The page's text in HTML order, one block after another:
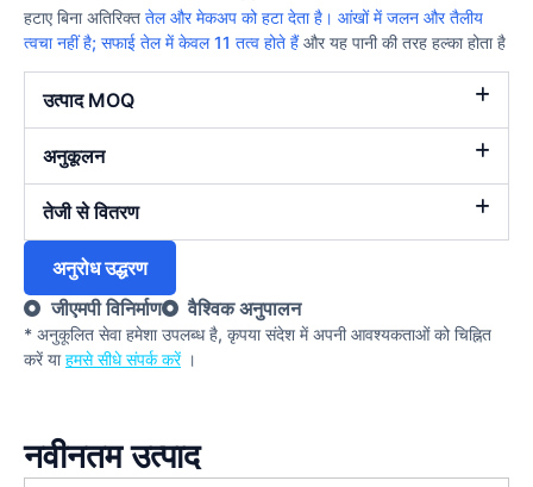
हटाए बिना अतिरिक्त तेल और मेकअप को हटा देता है। आंखों में जलन और तैलीय
त्वचा नहीं है; सफाई तेल में केवल 11 तत्व होते हैंऔर यह पानी की तरह हल्का होता है
उत्पाद MOQ
अनुकूलन
तेजी से वितरण
अनुरोध उद्धरण
जीएमपी विनिर्माण
वैश्विक अनुपालन
* अनुकूलित सेवा हमेशा उपलब्ध है, कृपया संदेश में अपनी आवश्यकताओं को चिह्नित
करें याहमसे सीधे संपर्क करें।
नवीनतम उत्पाद